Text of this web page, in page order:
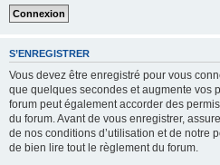
S’ENREGISTRER
Vous devez être enregistré pour vous
que quelques secondes et augmente vos
forum peut également accorder des
du forum. Avant de vous enregistrer,
de nos conditions d’utilisation et de notre
de bien lire tout le règlement du forum.